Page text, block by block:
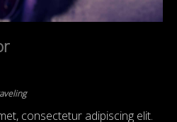
consectetur adipiscing elit.